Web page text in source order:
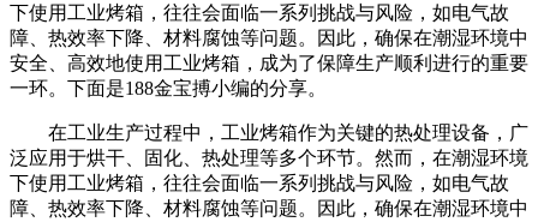
下使用工业烤箱，往往会面临一系列挑战与风险，如电气故
障、热效率下降、材料腐蚀等问题。因此，确保在潮湿环境中
安全、高效地使用工业烤箱，成为了保障生产顺利进行的重要
一环。下面是188金宝搏小编的分享。
在工业生产过程中，工业烤箱作为关键的热处理设备，广
泛应用于烘干、固化、热处理等多个环节。然而，在潮湿环境
下使用工业烤箱，往往会面临一系列挑战与风险，如电气故
障、热效率下降、材料腐蚀等问题。因此，确保在潮湿环境中